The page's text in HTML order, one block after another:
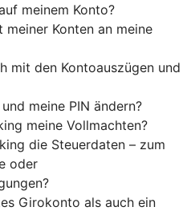
meinem Konto?
Konten an meine
mit den Kontoauszügen und
meine PIN ändern?
meine Vollmachten?
die Steuerdaten – zum
oder
Girokonto als auch ein